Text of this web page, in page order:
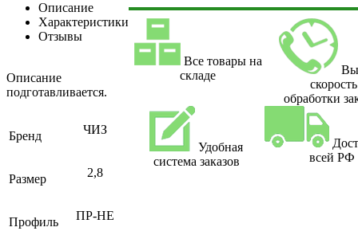
Описание
Характеристики
Отзывы
Описание
подготавливается.
Бренд ЧИЗ
Размер 2,8
Профиль ПР-НЕ
Все товары на
складе
скорость
обработки
Удобная
система заказов
всей РФ